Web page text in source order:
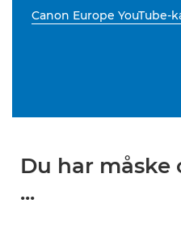
Canon Europe YouTube-
Du har måske
...